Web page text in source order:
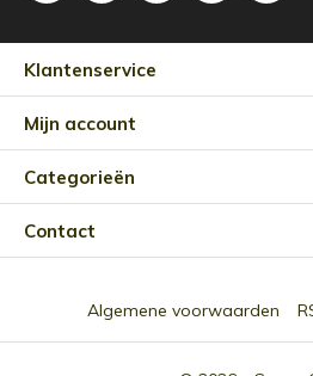
Klantenservice
Mijn account
Categorieën
Contact
Algemene voorwaarden